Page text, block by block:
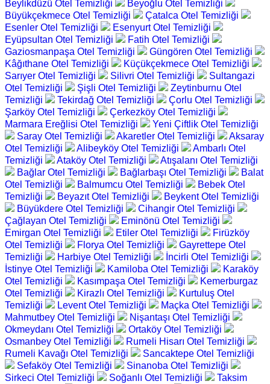
Beylikdüzü Otel Temizliği
Beyoğlu Otel Temizliği
Büyükçekmece Otel Temizliği
Çatalca Otel Temizliği
Esenler Otel Temizliği
Esenyurt Otel Temizliği
Eyüpsultan Otel Temizliği
Fatih Otel Temizliği
Gaziosmanpaşa Otel Temizliği
Güngören Otel Temizliği
Kâğıthane Otel Temizliği
Küçükçekmece Otel Temizliği
Sarıyer Otel Temizliği
Silivri Otel Temizliği
Sultangazi
Otel Temizliği
Şişli Otel Temizliği
Zeytinburnu Otel
Temizliği
Tekirdağ Otel Temizliği
Çorlu Otel Temizliği
Şarköy Otel Temizliği
Çerkezköy Otel Temizliği
Marmara Ereğlisi Otel Temizliği
Yeni Çiftlik Otel Temizliği
Saray Otel Temizliği
Akaretler Otel Temizliği
Aksaray
Otel Temizliği
Alibeyköy Otel Temizliği
Ambarlı Otel
Temizliği
Ataköy Otel Temizliği
Atışalanı Otel Temizliği
Bağlar Otel Temizliği
Bağlarbaşı Otel Temizliği
Balat
Otel Temizliği
Balmumcu Otel Temizliği
Bebek Otel
Temizliği
Beyazıt Otel Temizliği
Beykent Otel Temizliği
Büyükdere Otel Temizliği
Cihangir Otel Temizliği
Çağlayan Otel Temizliği
Eminönü Otel Temizliği
Emirgan Otel Temizliği
Etiler Otel Temizliği
Firüzköy
Otel Temizliği
Florya Otel Temizliği
Gayrettepe Otel
Temizliği
Harbiye Otel Temizliği
İncirli Otel Temizliği
İstinye Otel Temizliği
Kamiloba Otel Temizliği
Karaköy
Otel Temizliği
Kasımpaşa Otel Temizliği
Kemerburgaz
Otel Temizliği
Kirazlı Otel Temizliği
Kurtuluş Otel
Temizliği
Levent Otel Temizliği
Maçka Otel Temizliği
Mahmutbey Otel Temizliği
Nişantaşı Otel Temizliği
Okmeydanı Otel Temizliği
Ortaköy Otel Temizliği
Osmanbey Otel Temizliği
Rumeli Hisarı Otel Temizliği
Rumeli Kavağı Otel Temizliği
Sancaktepe Otel Temizliği
Sefaköy Otel Temizliği
Sinanoba Otel Temizliği
Sirkeci Otel Temizliği
Soğanlı Otel Temizliği
Taksim